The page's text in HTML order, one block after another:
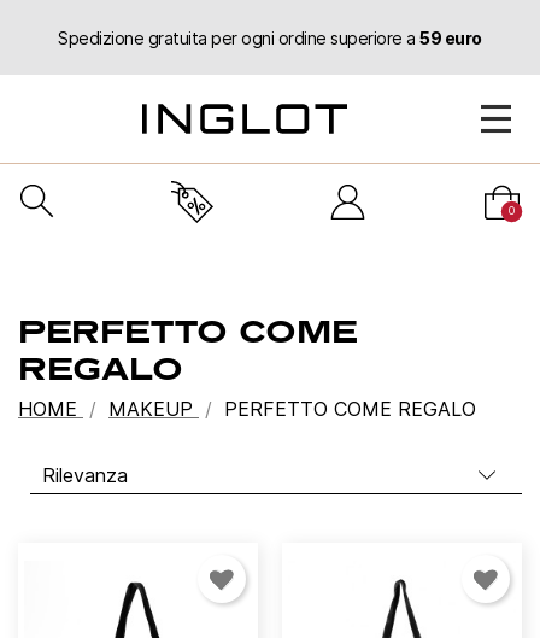
Spedizione gratuita per ogni ordine superiore a59 euro
0
PERFETTO COME
REGALO
HOME MAKEUP PERFETTO COME REGALO